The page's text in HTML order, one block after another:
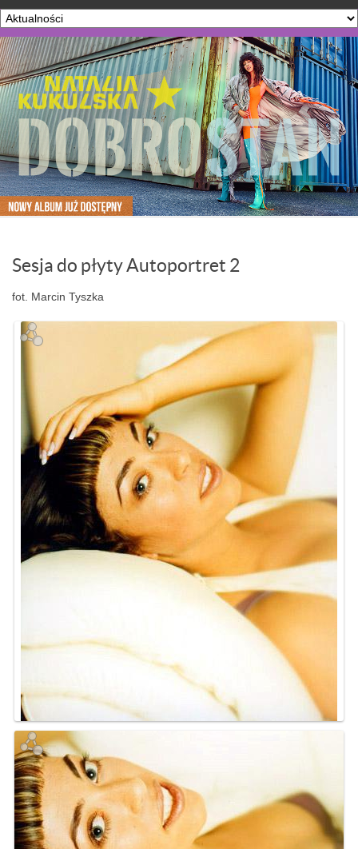
Sesja do płyty Autoportret 2
fot. Marcin Tyszka